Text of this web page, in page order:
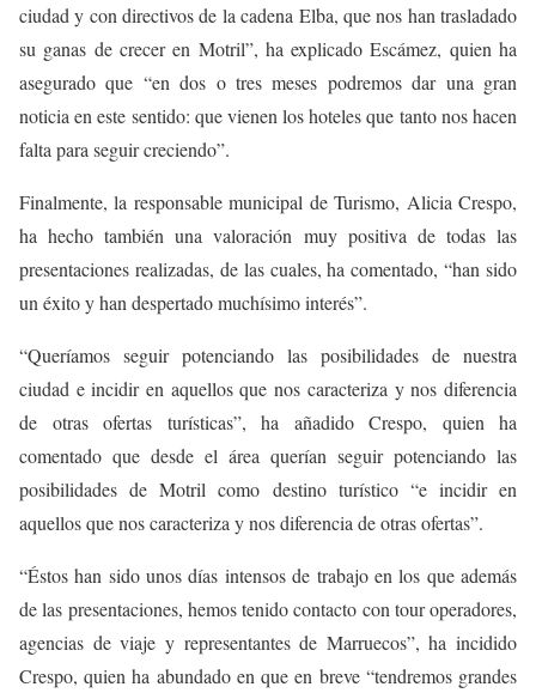
ciudad y con directivos de la cadena Elba, que nos han trasladado
su ganas de crecer en Motril”, ha explicado Escámez, quien ha
asegurado que “en dos o tres meses podremos dar una gran
noticia en este sentido: que vienen los hoteles que tanto nos hacen
falta para seguir creciendo”.
Finalmente, la responsable municipal de Turismo, Alicia Crespo,
ha hecho también una valoración muy positiva de todas las
presentaciones realizadas, de las cuales, ha comentado, “han sido
un éxito y han despertado muchísimo interés”.
“Queríamos seguir potenciando las posibilidades de nuestra
ciudad e incidir en aquellos que nos caracteriza y nos diferencia
de otras ofertas turísticas”, ha añadido Crespo, quien ha
comentado que desde el área querían seguir potenciando las
posibilidades de Motril como destino turístico “e incidir en
aquellos que nos caracteriza y nos diferencia de otras ofertas”.
“Éstos han sido unos días intensos de trabajo en los que además
de las presentaciones, hemos tenido contacto con tour operadores,
agencias de viaje y representantes de Marruecos”, ha incidido
Crespo, quien ha abundado en que en breve “tendremos grandes